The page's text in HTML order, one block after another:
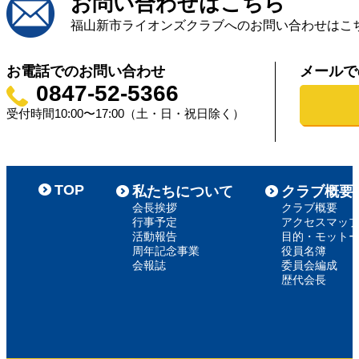
福山新市ライオンズクラブへのお問い合わせはこ
お電話でのお問い合わせ
0847-52-5366
受付時間10:00〜17:00（土・日・祝日除く）
メール
TOP 私たちについて
会長挨拶
行事予定
活動報告
周年記念事業
会報誌
クラブ概要
クラブ概要
アクセスマップ
目的・モットー
役員名簿
委員会編成
歴代会長